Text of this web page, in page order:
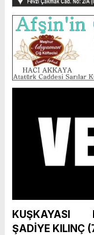
KUŞKAYASI
ŞADİYE KILINÇ